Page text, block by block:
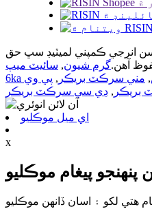
رائيٽ © 2010-2025 ريسن انرجي ڪمپني لميٽيڊ سڀ حق
آهن.گرم شيون, سائيٽ ميپ
, مني سرڪٽ بريڪر , پي وي
بريڪر , ڊي سي سرڪٽ بريڪر
اي ميل موڪليو
x
هتي لکو ۽ اسان ڏانهن موڪليو